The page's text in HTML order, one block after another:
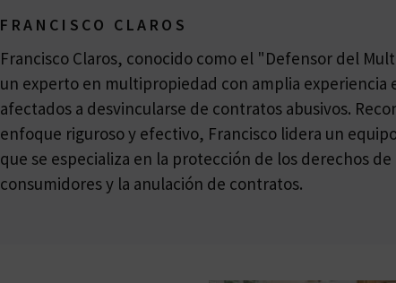
FRANCISCO CLAROS
Francisco Claros, conocido como el "Defensor del
un experto en multipropiedad con amplia experiencia
afectados a desvincularse de contratos abusivos.
enfoque riguroso y efectivo, Francisco lidera un
que se especializa en la protección de los derechos de
consumidores y la anulación de contratos.